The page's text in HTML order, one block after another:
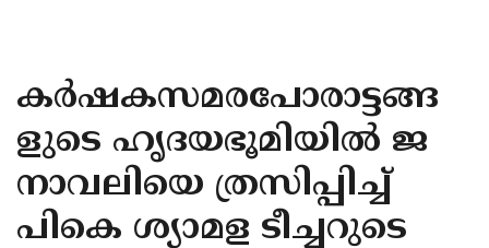
KANNUR
KASARAGOD
കർഷകസമരപോരാട്ടങ്ങ
ളുടെ ഹൃദയഭൂമിയിൽ ജ
നാവലിയെ ത്രസിപ്പിച്ച്‌
പികെ ശ്യാമള ടീച്ചറുടെ